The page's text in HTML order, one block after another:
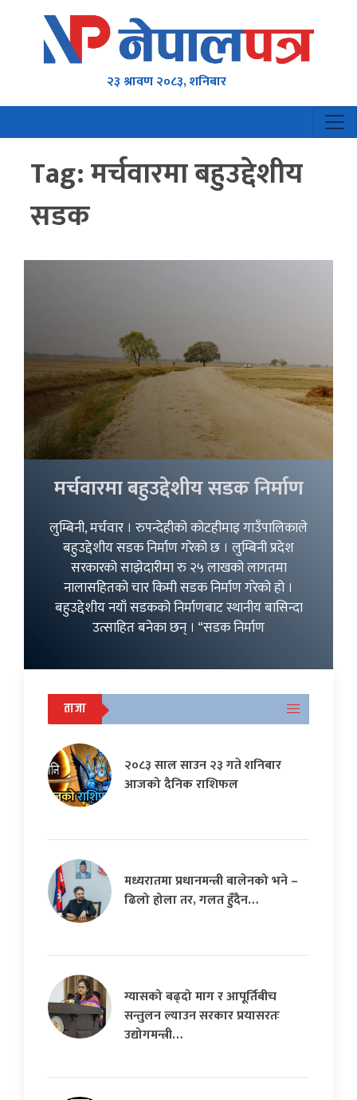
२३ श्रावण २०८३, शनिबार
Tag:मर्चवारमा बहुउद्देशीय
सडक
मर्चवारमा बहुउद्देशीय सडक निर्माण
लुम्बिनी, मर्चवार । रुपन्देहीको कोटहीमाइ गाउँपालिकाले
बहुउद्देशीय सडक निर्माण गरेको छ । लुम्बिनी प्रदेश
सरकारको साझेदारीमा रु २५ लाखको लागतमा
नालासहितको चार किमी सडक निर्माण गरेको हो ।
बहुउद्देशीय नयाँ सडकको निर्माणबाट स्थानीय बासिन्दा
उत्साहित बनेका छन् । “सडक निर्माण
ताजा
२०८३ साल साउन २३ गते शनिबार
आजको दैनिक राशिफल
मध्यरातमा प्रधानमन्त्री बालेनको भने –
ढिलो होला तर, गलत हुँदैन…
ग्यासको बढ्दो माग र आपूर्तिबीच
सन्तुलन ल्याउन सरकार प्रयासरतः
उद्योगमन्त्री…